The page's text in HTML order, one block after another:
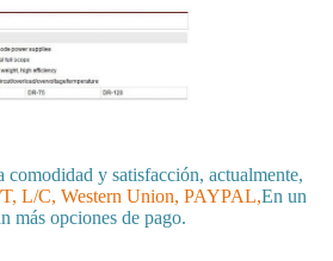
comodidad y satisfacción, actualmente,
L/C, Western Union, PAYPAL,En un
más opciones de pago.